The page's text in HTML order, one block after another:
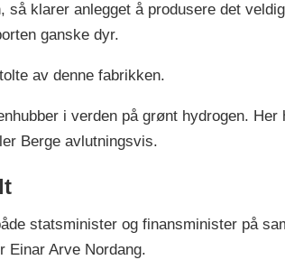
så klarer anlegget å produsere det
ganske dyr.
av denne fabrikken.
i verden på grønt hydrogen. Her
Berge avlutningsvis.
statsminister og finansminister på
Einar Arve Nordang.